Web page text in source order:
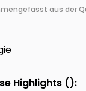
aus der
Highlights ():